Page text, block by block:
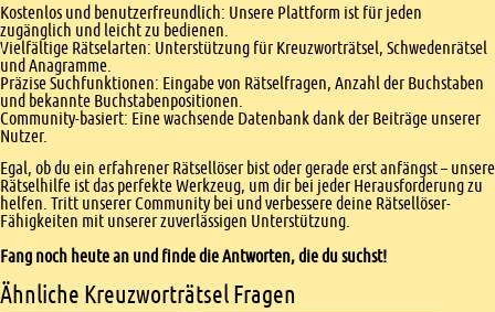
Kostenlos und benutzerfreundlich: Unsere Plattform ist für jeden
zugänglich und leicht zu bedienen.
Vielfältige Rätselarten: Unterstützung für Kreuzworträtsel, Schwedenrätsel
und Anagramme.
Präzise Suchfunktionen: Eingabe von Rätselfragen, Anzahl der Buchstaben
und bekannte Buchstabenpositionen.
Community-basiert: Eine wachsende Datenbank dank der Beiträge unserer
Nutzer.
Egal, ob du ein erfahrener Rätsellöser bist oder gerade erst anfängst – unsere
Rätselhilfe ist das perfekte Werkzeug, um dir bei jeder Herausforderung zu
helfen. Tritt unserer Community bei und verbessere deine Rätsellöser-
Fähigkeiten mit unserer zuverlässigen Unterstützung.
Fang noch heute an und finde die Antworten, die du suchst!
Ähnliche Kreuzworträtsel Fragen